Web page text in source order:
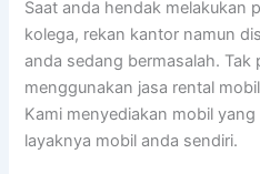
Saat anda hendak melakukan
kolega, rekan kantor namun
anda sedang bermasalah. Tak
menggunakan jasa rental
Kami menyediakan mobil
layaknya mobil anda sendiri.